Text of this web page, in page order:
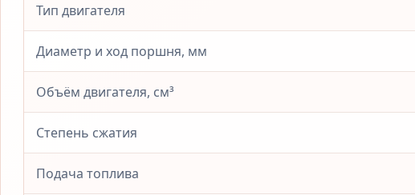
Тип двигателя
Диаметр и ход поршня, мм
Объём двигателя, см³
Степень сжатия
Подача топлива